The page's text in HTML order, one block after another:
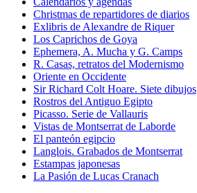
Christmas de repartidores de diarios
Exlibris de Alexandre de Riquer
Los Caprichos de Goya
Ephemera, A. Mucha y G. Camps
R. Casas, retratos del Modernismo
Oriente en Occidente
Sir Richard Colt Hoare. Siete dibujos
Rostros del Antiguo Egipto
Picasso. Serie de Vallauris
Vistas de Montserrat de Laborde
El panteón egipcio
Langlois. Grabados de Montserrat
Estampas japonesas
La Pasión de Lucas Cranach